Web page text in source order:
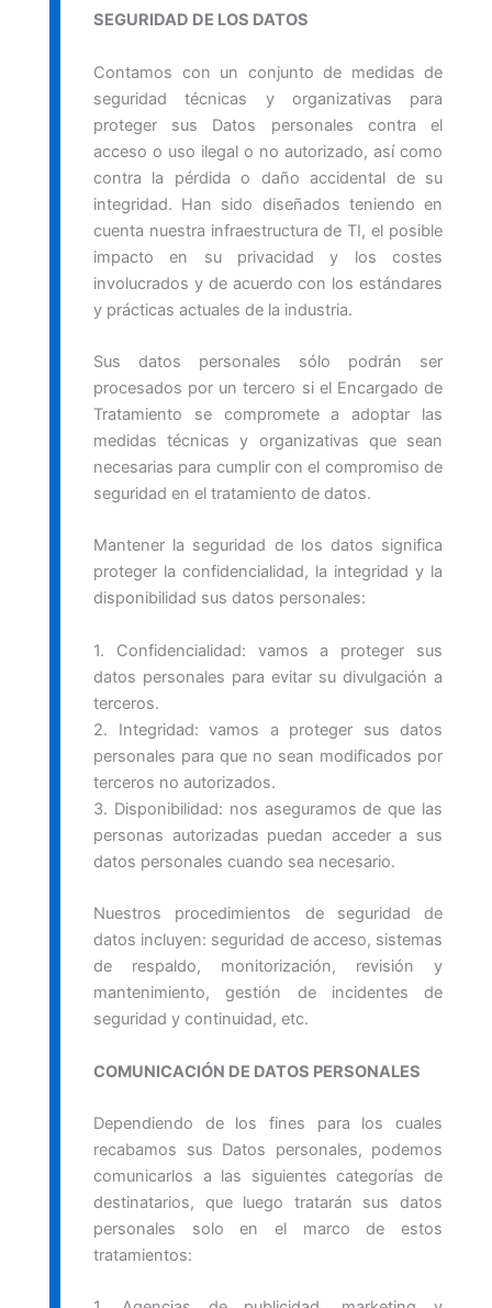
SEGURIDAD DE LOS DATOS
Contamos con un conjunto de medidas de
seguridad técnicas y organizativas para
proteger sus Datos personales contra el
acceso o uso ilegal o no autorizado, así como
contra la pérdida o daño accidental de su
integridad. Han sido diseñados teniendo en
cuenta nuestra infraestructura de TI, el posible
impacto en su privacidad y los costes
involucrados y de acuerdo con los estándares
y prácticas actuales de la industria.
Sus datos personales sólo podrán ser
procesados por un tercero si el Encargado de
Tratamiento se compromete a adoptar las
medidas técnicas y organizativas que sean
necesarias para cumplir con el compromiso de
seguridad en el tratamiento de datos.
Mantener la seguridad de los datos significa
proteger la confidencialidad, la integridad y la
disponibilidad sus datos personales:
1. Confidencialidad: vamos a proteger sus
datos personales para evitar su divulgación a
terceros.
2. Integridad: vamos a proteger sus datos
personales para que no sean modificados por
terceros no autorizados.
3. Disponibilidad: nos aseguramos de que las
personas autorizadas puedan acceder a sus
datos personales cuando sea necesario.
Nuestros procedimientos de seguridad de
datos incluyen: seguridad de acceso, sistemas
de respaldo, monitorización, revisión y
mantenimiento, gestión de incidentes de
seguridad y continuidad, etc.
COMUNICACIÓN DE DATOS PERSONALES
Dependiendo de los fines para los cuales
recabamos sus Datos personales, podemos
comunicarlos a las siguientes categorías de
destinatarios, que luego tratarán sus datos
personales solo en el marco de estos
tratamientos: